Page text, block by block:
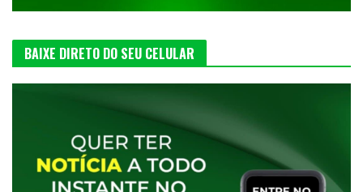
BAIXE DIRETO DO SEU CELULAR